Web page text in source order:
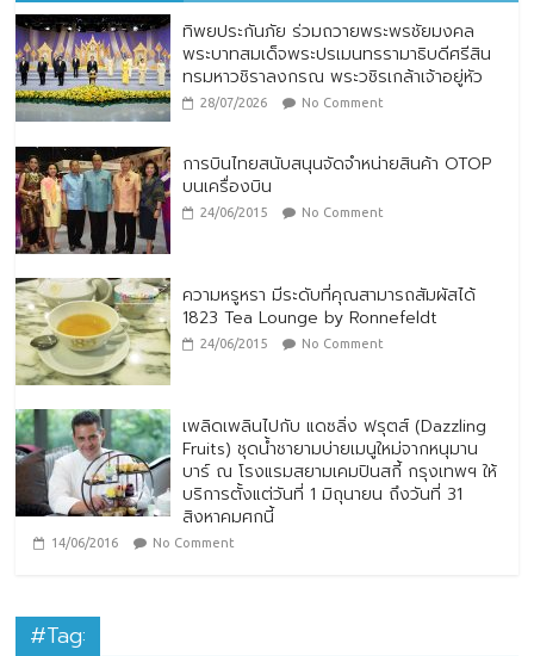
ทิพยประกันภัย ร่วมถวายพระพรชัยมงคล
พระบาทสมเด็จพระปรเมนทรรามาธิบดีศรีสิน
ทรมหาวชิราลงกรณ พระวชิรเกล้าเจ้าอยู่หัว
28/07/2026 No Comment
การบินไทยสนับสนุนจัดจำหน่ายสินค้า OTOP
บนเครื่องบิน
24/06/2015 No Comment
ความหรูหรา มีระดับที่คุณสามารถสัมผัสได้
1823 Tea Lounge by Ronnefeldt
24/06/2015 No Comment
เพลิดเพลินไปกับ แดซลิ่ง ฟรุตส์ (Dazzling
Fruits) ชุดน้ำชายามบ่ายเมนูใหม่จากหนุมาน
บาร์ ณ โรงแรมสยามเคมปินสกี้ กรุงเทพฯ ให้
บริการตั้งแต่วันที่ 1 มิถุนายน ถึงวันที่ 31
สิงหาคมศกนี้
14/06/2016 No Comment
#Tag: